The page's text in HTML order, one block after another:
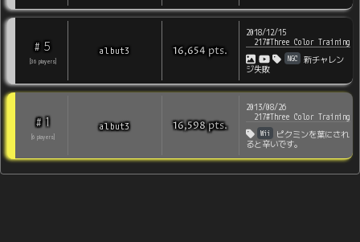
# 5
36 players
albut3 16,654 pts.
2018/12/15
217#Three Color Training
NGC
新チャレン
ジ失敗
# 1
6 players
albut3 16,598pts.
2013/08/26
217#Three Color Training
Wii
ピクミンを葉にされ
ると辛いです。